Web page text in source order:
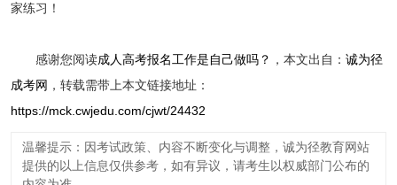
家练习！
感谢您阅读成人高考报名工作是自己做吗？ ，本文出自： 诚为径
成考网 ，转载需带上本文链接地址：
https://mck.cwjedu.com/cjwt/24432
温馨提示：因考试政策、内容不断变化与调整，诚为径教育网站
提供的以上信息仅供参考，如有异议，请考生以权威部门公布的